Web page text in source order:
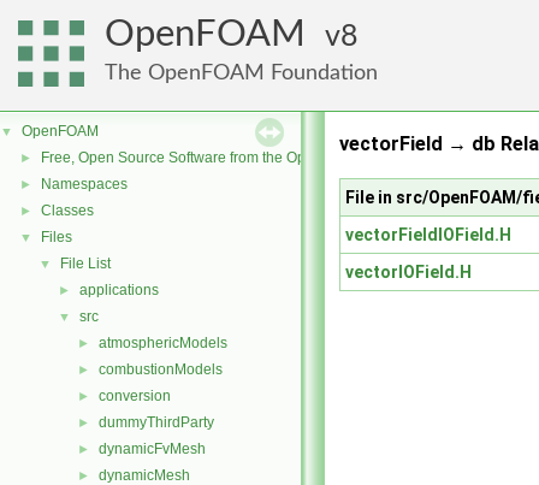
OpenFOAM 8
The OpenFOAM Foundation
▼ OpenFOAM
► Free, Open Source Software from the OpenFOAM Foundation
► Namespaces
► Classes
▼ Files
▼ File List
► applications
▼ src
► atmosphericModels
► combustionModels
► conversion
► dummyThirdParty
► dynamicFvMesh
► dynamicMesh
vectorField → db
File in src/
vectorFieldIOField.H
vectorIOField.H